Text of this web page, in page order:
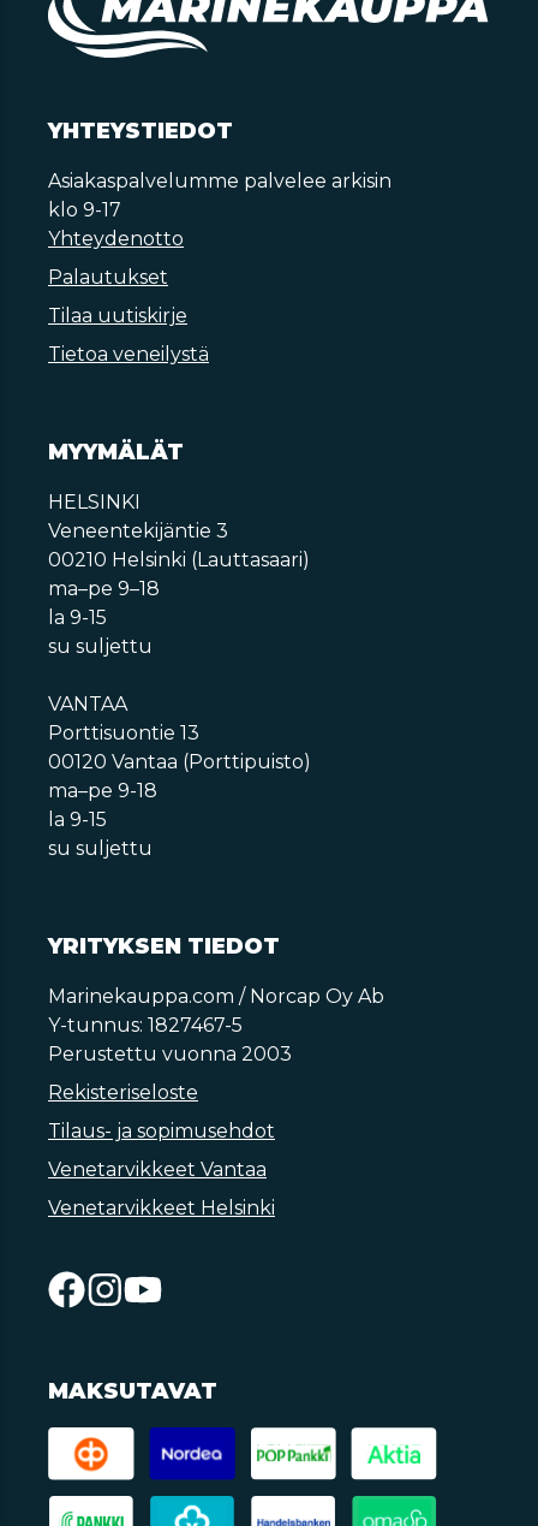
YHTEYSTIEDOT
Asiakaspalvelumme palvelee arkisin
klo 9-17
Yhteydenotto
Palautukset
Tilaa uutiskirje
Tietoa veneilystä
MYYMÄLÄT
HELSINKI
Veneentekijäntie 3
00210 Helsinki (Lauttasaari)
ma–pe 9–18
la 9-15
su suljettu
VANTAA
Porttisuontie 13
00120 Vantaa (Porttipuisto)
ma–pe 9-18
la 9-15
su suljettu
YRITYKSEN TIEDOT
Marinekauppa.com / Norcap Oy Ab
Y-tunnus: 1827467-5
Perustettu vuonna 2003
Rekisteriseloste
Tilaus- ja sopimusehdot
Venetarvikkeet Vantaa
Venetarvikkeet Helsinki
MAKSUTAVAT